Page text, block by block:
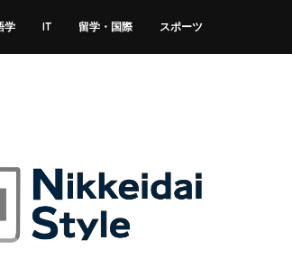
学 IT 留学・国際 スポーツ